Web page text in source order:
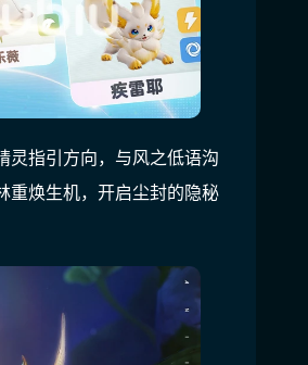
灵指引方向，与风之低语沟
重焕生机，开启尘封的隐秘